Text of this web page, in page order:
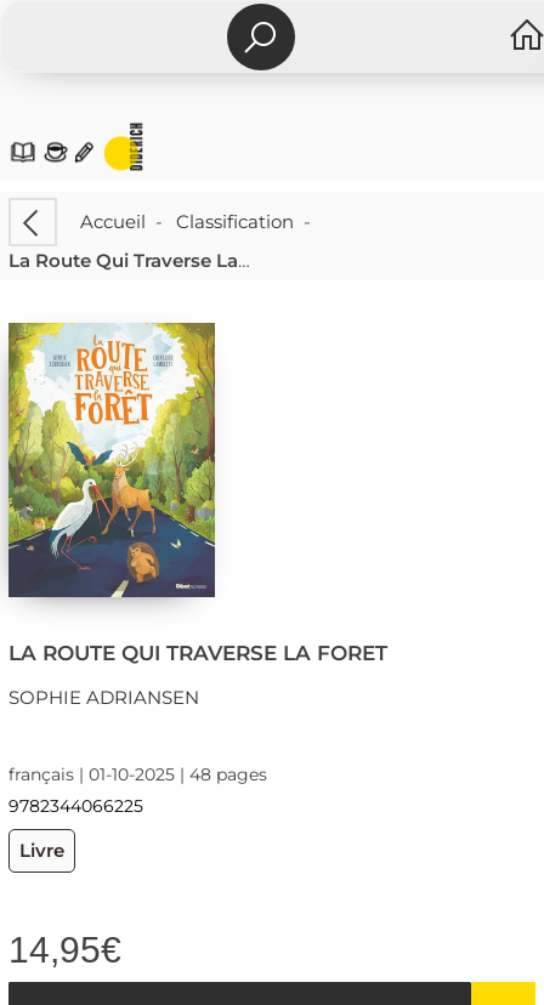
Accueil - Classification -
La Route Qui Traverse La Foret
LA ROUTE QUI TRAVERSE LA FORET
SOPHIE ADRIANSEN
français | 01-10-2025 | 48 pages
9782344066225
Livre
14,95€